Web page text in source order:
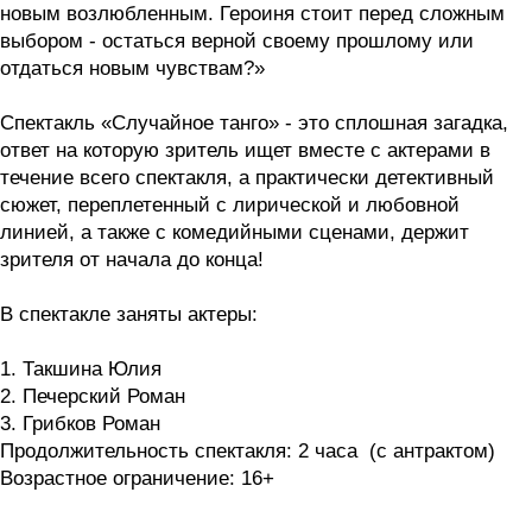
новым возлюбленным. Героиня стоит перед сложным
выбором - остаться верной своему прошлому или
отдаться новым чувствам?»
Спектакль «Случайное танго» - это сплошная загадка,
ответ на которую зритель ищет вместе с актерами в
течение всего спектакля, а практически детективный
сюжет, переплетенный с лирической и любовной
линией, а также с комедийными сценами, держит
зрителя от начала до конца!
В спектакле заняты актеры:
1. Такшина Юлия
2. Печерский Роман
3. Грибков Роман
Продолжительность спектакля: 2 часа (с антрактом)
Возрастное ограничение: 16+